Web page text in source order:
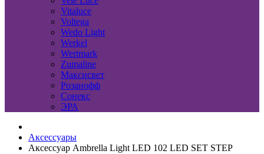
Vitaluce
Voltega
Wedo Light
Werkel
Wertmark
Zumaline
Максисвет
Розанофф
Сонекс
ЭРА
Аксессуары
Аксессуар Ambrella Light LED 102 LED SET STEP